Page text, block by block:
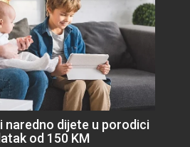
naredno dijete u porodici
od 150 KM